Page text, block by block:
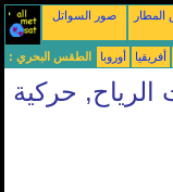
صور السواتل
الطقس البحري : أوروبا أفريقيا
حركية